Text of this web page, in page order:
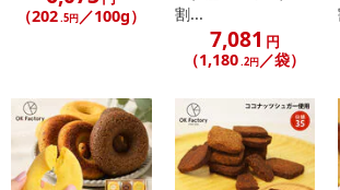
（202.5円／100g）
割...
7,081 円
（1,180.2円／袋）